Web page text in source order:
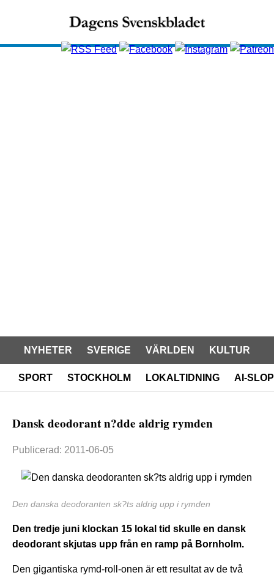
NYHETER SVERIGE VÄRLDEN KULTUR
SPORT STOCKHOLM LOKALTIDNING AI-SLOP
Dansk deodorant n?dde aldrig rymden
Publicerad: 2011-06-05
Den danska deodoranten sk?ts aldrig upp i rymden
Den tredje juni klockan 15 lokal tid skulle en dansk
deodorant skjutas upp från en ramp på Bornholm.
Den gigantiska rymd-roll-onen är ett resultat av de två